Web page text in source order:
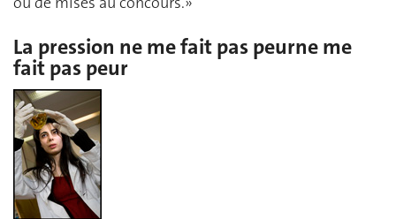
La pression ne me fait pas peurne me
fait pas peur